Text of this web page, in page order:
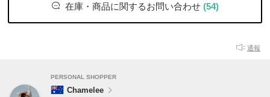
在庫・商品に関するお問い合わせ (54)
通報
PERSONAL SHOPPER
Chamelee